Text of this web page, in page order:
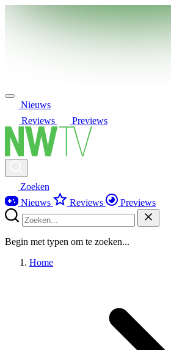
Nieuws
Reviews
Previews
Zoeken
Nieuws
Reviews Previews
Begin met typen om te zoeken...
Home